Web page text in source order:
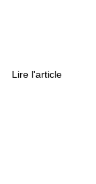
Lire l'article